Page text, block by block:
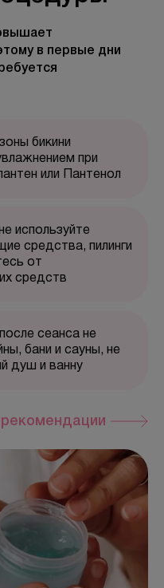
в первые дни
бикини
при
или Пантенол
используйте
средства, пилинги
от
средств
сеанса не
бани и сауны, не
душ и ванну